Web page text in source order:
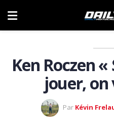
Ken Roczen
jouer, on
Par Kévin